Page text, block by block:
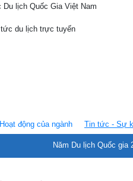
Hoạt động của ngành Tin tức - Sự
Năm Du lịch Quốc gia